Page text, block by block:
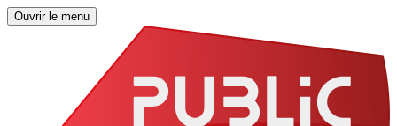
Ouvrir le menu